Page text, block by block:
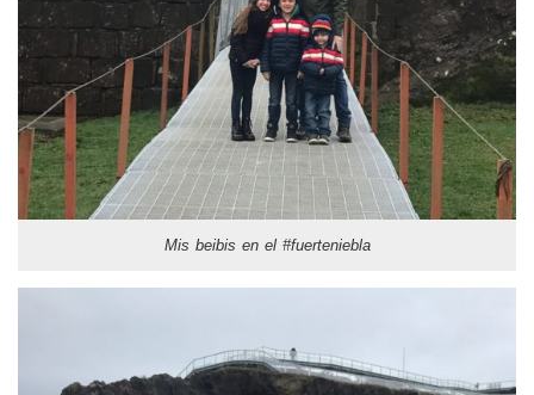
Mis beibis en el #fuerteniebla